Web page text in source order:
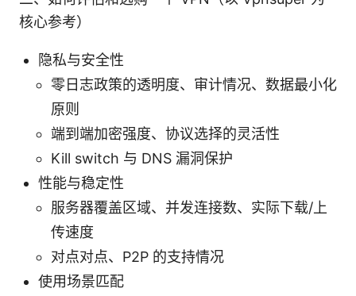
核心参考）
隐私与安全性
零日志政策的透明度、审计情况、数据最小化
原则
端到端加密强度、协议选择的灵活性
Kill switch 与 DNS 漏洞保护
性能与稳定性
服务器覆盖区域、并发连接数、实际下载/上
传速度
对点对点、P2P 的支持情况
使用场景匹配